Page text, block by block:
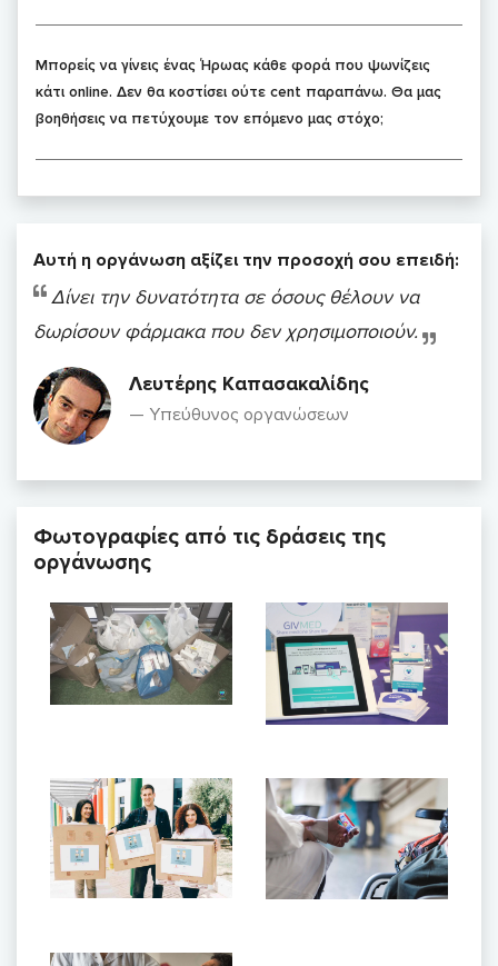
Μπορείς να γίνεις ένας Ήρωας κάθε φορά που ψωνίζεις
κάτι online. Δεν θα κοστίσει ούτε cent παραπάνω. Θα μας
βοηθήσεις να πετύχουμε τον επόμενο μας στόχο;
Αυτή η οργάνωση αξίζει την προσοχή σου επειδή:
Δίνει την δυνατότητα σε όσους θέλουν να
δωρίσουν φάρμακα που δεν χρησιμοποιούν.
Λευτέρης Καπασακαλίδης
Υπεύθυνος οργανώσεων
Φωτογραφίες από τις δράσεις της
οργάνωσης